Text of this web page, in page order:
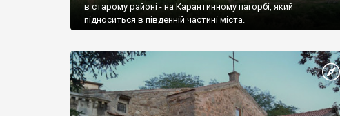
в старому районі - на Карантинному пагорбі, який
підноситься в південній частині міста.